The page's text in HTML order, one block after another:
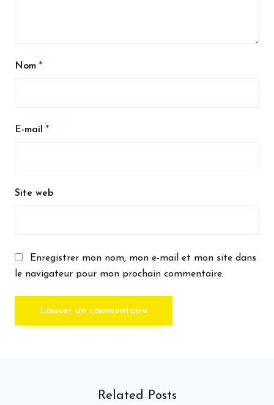
Nom *
E-mail *
Site web
Enregistrer mon nom, mon e-mail et mon site dans
le navigateur pour mon prochain commentaire.
Related Posts